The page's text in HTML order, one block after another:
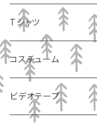
Tシャツ
コスチューム
ビデオテープ